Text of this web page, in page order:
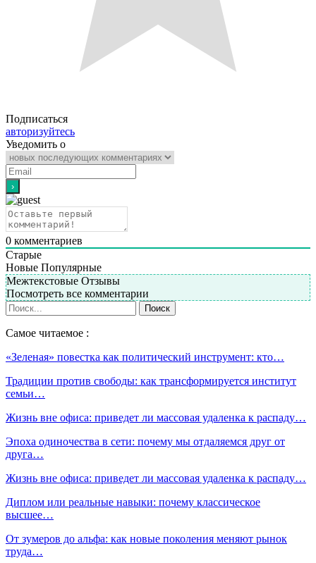
Подписаться
авторизуйтесь
Уведомить о
0 комментариев
Старые
Новые Популярные
Межтекстовые Отзывы
Посмотреть все комментарии
Самое читаемое :
«Зеленая» повестка как политический инструмент: кто…
Традиции против свободы: как трансформируется институт
семьи…
Жизнь вне офиса: приведет ли массовая удаленка к распаду…
Эпоха одиночества в сети: почему мы отдаляемся друг от
друга…
Жизнь вне офиса: приведет ли массовая удаленка к распаду…
Диплом или реальные навыки: почему классическое
высшее…
От зумеров до альфа: как новые поколения меняют рынок
труда…